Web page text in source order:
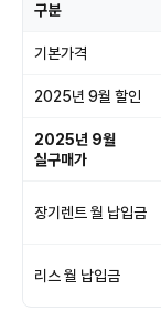
구분
기본가격
2025년 9월 할인
2025년 9월
실구매가
장기렌트 월 납입금
리스 월 납입금